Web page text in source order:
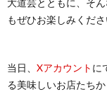
大道芸とともに、そ
もぜひお楽しみくださ
当日、 Xアカウント に
る美味しいお店たち